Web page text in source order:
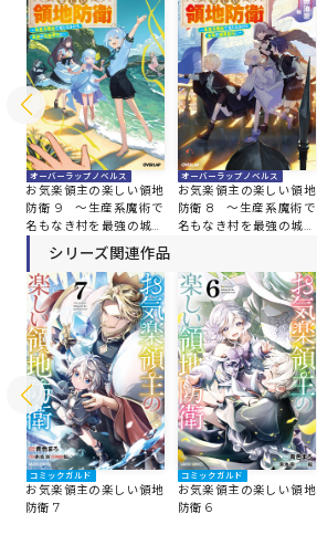
オーバーラップノベルス
お気楽領主の楽しい領地
防衛 9 ～生産系魔術で
名もなき村を最強の城塞
都市に～
オーバーラップノベルス
お気楽領主の楽しい領地
防衛 8 ～生産系魔術で
名もなき村を最強の城塞
シリーズ関連作品
コミックガルド
お気楽領主の楽しい領地
防衛 7
コミックガルド
お気楽領主の楽しい領地
防衛 6